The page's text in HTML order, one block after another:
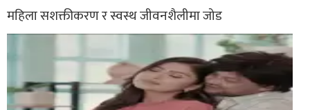
महिला सशक्तीकरण र स्वस्थ जीवनशैलीमा जोड